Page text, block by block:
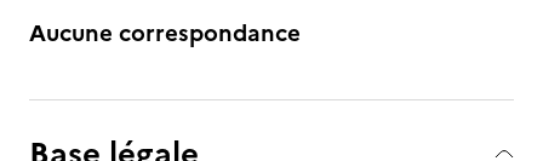
Aucune correspondance